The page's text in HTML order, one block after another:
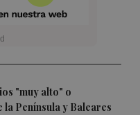
"muy alto" o
Península y Baleares